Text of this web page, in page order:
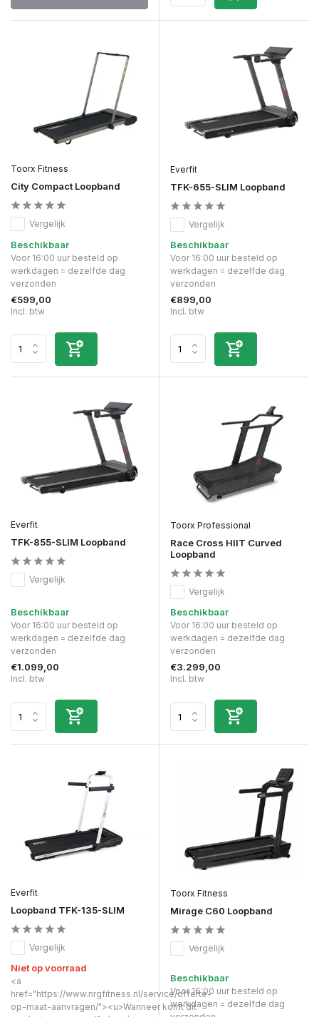
Toorx Fitness
City Compact Loopband
Vergelijk
Beschikbaar
Voor 16:00 uur besteld op
werkdagen = dezelfde dag
verzonden
€599,00
Incl. btw
Everfit
TFK-655-SLIM Loopband
Vergelijk
Beschikbaar
Voor 16:00 uur besteld op
werkdagen = dezelfde dag
verzonden
€899,00
Incl. btw
Everfit
TFK-855-SLIM Loopband
Vergelijk
Beschikbaar
Voor 16:00 uur besteld op
werkdagen = dezelfde dag
verzonden
€1.099,00
Incl. btw
Toorx Professional
Race Cross HIIT Curved
Loopband
Vergelijk
Beschikbaar
Voor 16:00 uur besteld op
werkdagen = dezelfde dag
verzonden
€3.299,00
Incl. btw
Everfit
Loopband TFK-135-SLIM
Vergelijk
Niet op voorraad
<a
href="https://www.nrgfitness.nl/service/offerte-
op-maat-aanvragen/"><u>Wanneer komt dit
Toorx Fitness
Mirage C60 Loopband
Vergelijk
Beschikbaar
Voor 16:00 uur besteld op
werkdagen = dezelfde dag